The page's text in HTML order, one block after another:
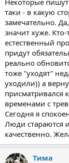
Некоторые
таки - в какую
замечательно.
значит хуже.
естественный
придут
реально
тоже "уходят"
уходили)) а
присматривался
временами с
Сегодня я
Люди стараются
качественно.
Тима